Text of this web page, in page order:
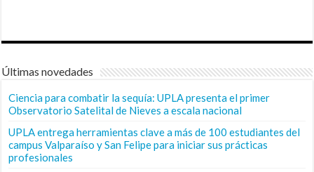
Últimas novedades
Ciencia para combatir la sequía: UPLA presenta el primer
Observatorio Satelital de Nieves a escala nacional
UPLA entrega herramientas clave a más de 100 estudiantes del
campus Valparaíso y San Felipe para iniciar sus prácticas
profesionales